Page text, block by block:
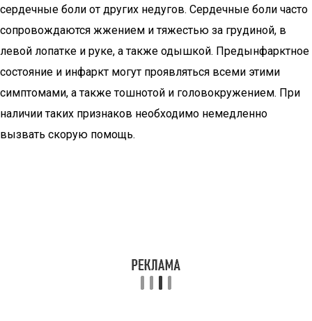
сердечные боли от других недугов. Сердечные боли часто
сопровождаются жжением и тяжестью за грудиной, в
левой лопатке и руке, а также одышкой. Предынфарктное
состояние и инфаркт могут проявляться всеми этими
симптомами, а также тошнотой и головокружением. При
наличии таких признаков необходимо немедленно
вызвать скорую помощь.